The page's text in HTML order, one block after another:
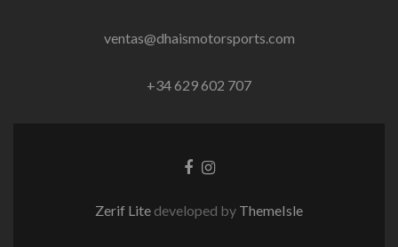
ventas@dhaismotorsports.com
+34 629 602 707
EnlaceInstagram
Zerif Lite developed by ThemeIsle